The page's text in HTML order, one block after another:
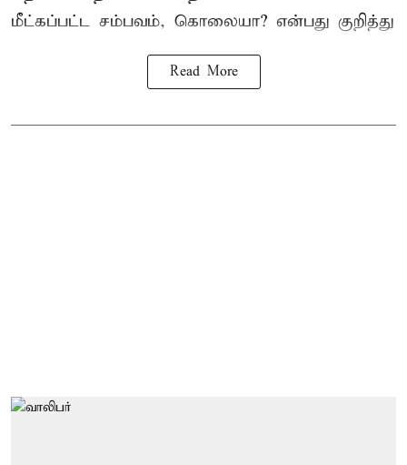
மீட்கப்பட்ட சம்பவம், கொலையா? என்பது குறித்து
Read More